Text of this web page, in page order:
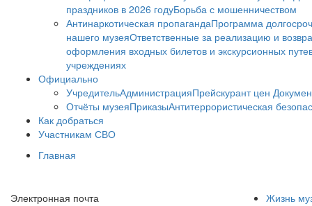
праздников в 2026 годуБорьба с мошенничеством
Антинаркотическая пропагандаПрограмма
нашего музеяОтветственные за реализацию и
оформления входных билетов и экскурсионных
учреждениях
Официально
УчредительАдминистрацияПрейскурант цен
Отчёты музеяПриказыАнтитеррористическая
Как добраться
Участникам СВО
Главная
Электронная почта
Жизнь